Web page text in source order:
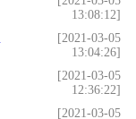
13:08:12]
[2021-03-05
13:04:26]
[2021-03-05
12:36:22]
[2021-03-05